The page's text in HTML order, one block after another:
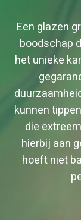
Een glazen
boodschap
het unieke
kunnen
die
hierbij aan
hoeft niet